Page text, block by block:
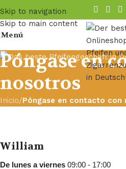
Skip to navigation
Skip to main content
Menú
Póngase en
nosotros
Inicio/Póngase en contacto con
William
De lunes a viernes 09:00 - 17:00